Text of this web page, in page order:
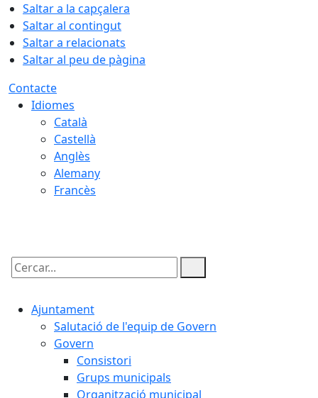
Saltar a la capçalera
Saltar al contingut
Saltar a relacionats
Saltar al peu de pàgina
Contacte
Idiomes
Català
Castellà
Anglès
Alemany
Francès
Cercar:
Ajuntament
Salutació de l'equip de Govern
Govern
Consistori
Grups municipals
Organització municipal